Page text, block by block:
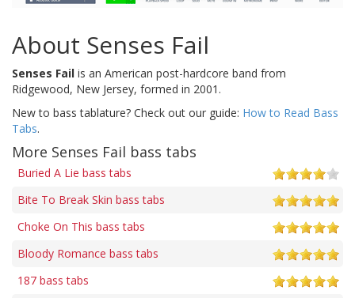
About Senses Fail
Senses Fail is an American post-hardcore band from
Ridgewood, New Jersey, formed in 2001.
New to bass tablature? Check out our guide: How to Read Bass
Tabs.
More Senses Fail bass tabs
Buried A Lie bass tabs
Bite To Break Skin bass tabs
Choke On This bass tabs
Bloody Romance bass tabs
187 bass tabs